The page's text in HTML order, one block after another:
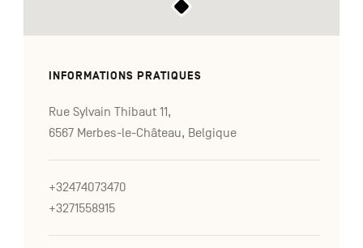
INFORMATIONS PRATIQUES
Rue Sylvain Thibaut 11,
6567 Merbes-le-Château, Belgique
+32474073470
+3271558915